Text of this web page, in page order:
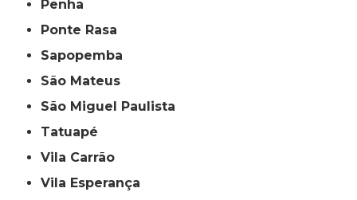
Penha
Ponte Rasa
Sapopemba
São Mateus
São Miguel Paulista
Tatuapé
Vila Carrão
Vila Esperança